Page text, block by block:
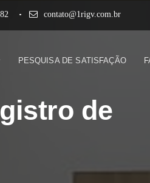
contato@1rigv.com.br
PESQUISA DE SATISFAÇÃO
de